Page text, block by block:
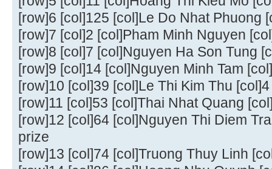
[row]6 [col]125 [col]Le Do Nhat Phuong
[row]7 [col]2 [col]Pham Minh Nguyen
[row]8 [col]7 [col]Nguyen Ha Son Tung
[row]9 [col]14 [col]Nguyen Minh Tam
[row]10 [col]39 [col]Le Thi Kim Thu
[row]11 [col]53 [col]Thai Nhat Quang
[row]12 [col]64 [col]Nguyen Thi Diem
prize
[row]13 [col]74 [col]Truong Thuy Linh